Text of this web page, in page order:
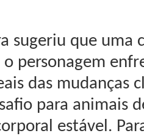
sugeriu que uma
personagem
das mudanças
para animais
estável.